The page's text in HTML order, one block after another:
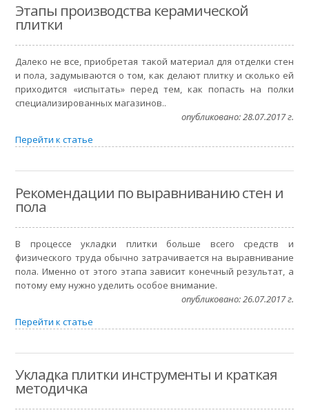
Этапы производства керамической
плитки
Далеко не все, приобретая такой материал для отделки стен
и пола, задумываются о том, как делают плитку и сколько ей
приходится «испытать» перед тем, как попасть на полки
специализированных магазинов..
опубликовано: 28.07.2017 г.
Перейти к статье
Рекомендации по выравниванию стен и
пола
В процессе укладки плитки больше всего средств и
физического труда обычно затрачивается на выравнивание
пола. Именно от этого этапа зависит конечный результат, а
потому ему нужно уделить особое внимание.
опубликовано: 26.07.2017 г.
Перейти к статье
Укладка плитки инструменты и краткая
методичка